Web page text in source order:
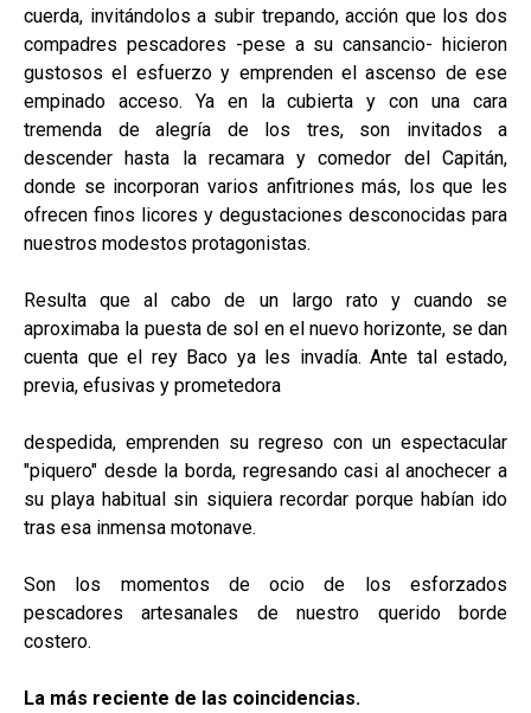
cuerda, invitándolos a subir trepando, acción que los dos
compadres pescadores -pese a su cansancio- hicieron
gustosos el esfuerzo y emprenden el ascenso de ese
empinado acceso. Ya en la cubierta y con una cara
tremenda de alegría de los tres, son invitados a
descender hasta la recamara y comedor del Capitán,
donde se incorporan varios anfitriones más, los que les
ofrecen finos licores y degustaciones desconocidas para
nuestros modestos protagonistas.
Resulta que al cabo de un largo rato y cuando se
aproximaba la puesta de sol en el nuevo horizonte, se dan
cuenta que el rey Baco ya les invadía. Ante tal estado,
previa, efusivas y prometedora
despedida, emprenden su regreso con un espectacular
"piquero" desde la borda, regresando casi al anochecer a
su playa habitual sin siquiera recordar porque habían ido
tras esa inmensa motonave.
Son los momentos de ocio de los esforzados
pescadores artesanales de nuestro querido borde
costero.
La más reciente de las coincidencias.